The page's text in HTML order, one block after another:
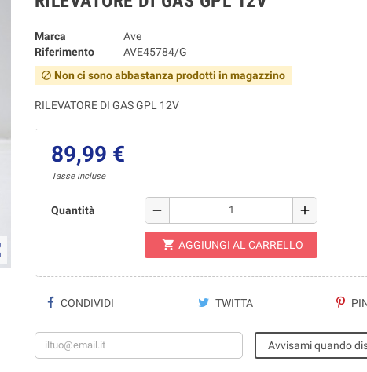
Marca
Ave
Riferimento
AVE45784/G
block Non ci sono abbastanza prodotti in magazzino
RILEVATORE DI GAS GPL 12V
89,99 €
Tasse incluse
Quantità remove add
shopping_cart AGGIUNGI AL CARRELLO
CONDIVIDI TWITTA
Avvisami quando